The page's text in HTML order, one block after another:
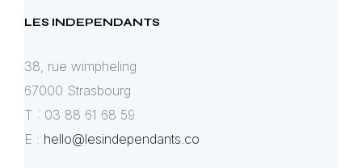
LES INDEPENDANTS
38, rue wimpheling
67000 Strasbourg
T : 03 88 61 68 59
E : hello@lesindependants.co